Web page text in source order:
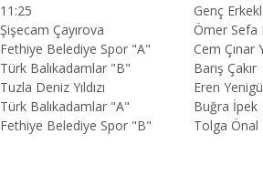
11:25
Genç
Şişecam Çayırova
Ömer Sefa
Fethiye Belediye Spor "A"
Cem Çınar
Türk Balıkadamlar "B"
Barış Çakır
Tuzla Deniz Yıldızı
Eren
Türk Balıkadamlar "A"
Buğra İpek
Fethiye Belediye Spor "B" Tolga Önal